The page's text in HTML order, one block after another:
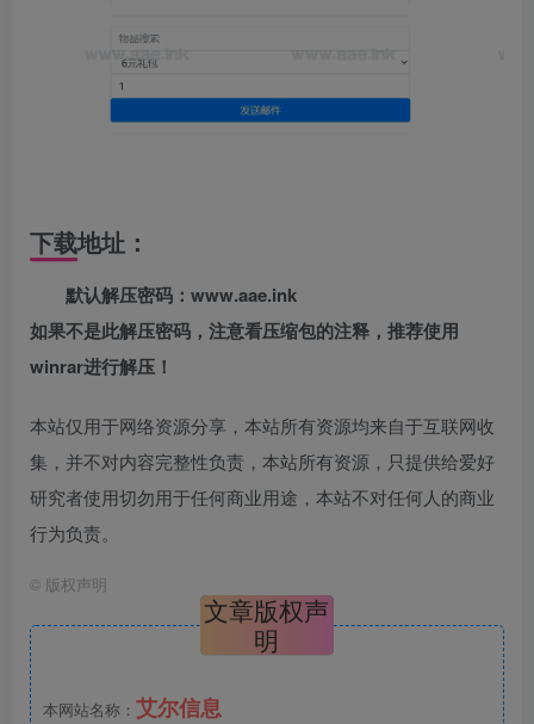
下载地址：
默认解压密码：www.aae.ink
如果不是此解压密码，注意看压缩包的注释，推荐使用
winrar进行解压！
本站仅用于网络资源分享，本站所有资源均来自于互联网收
集，并不对内容完整性负责，本站所有资源，只提供给爱好
研究者使用切勿用于任何商业用途，本站不对任何人的商业
行为负责。
© 版权声明
文章版权声
明
本网站名称： 艾尔信息